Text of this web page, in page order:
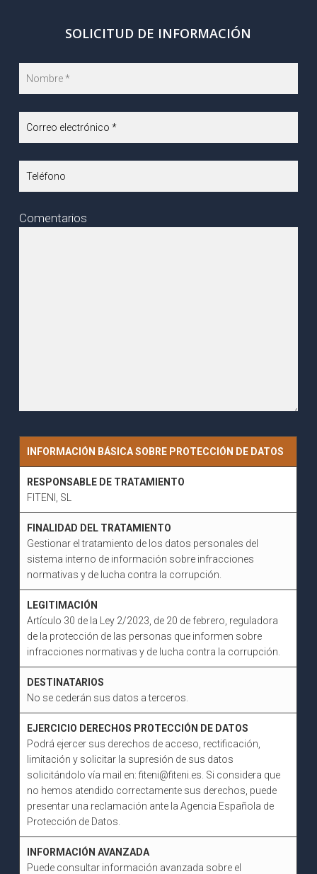
SOLICITUD DE INFORMACIÓN
Comentarios
INFORMACIÓN BÁSICA SOBRE PROTECCIÓN DE DATOS
RESPONSABLE DE TRATAMIENTO
FITENI, SL
FINALIDAD DEL TRATAMIENTO
Gestionar el tratamiento de los datos personales del
sistema interno de información sobre infracciones
normativas y de lucha contra la corrupción.
LEGITIMACIÓN
Artículo 30 de la Ley 2/2023, de 20 de febrero, reguladora
de la protección de las personas que informen sobre
infracciones normativas y de lucha contra la corrupción.
DESTINATARIOS
No se cederán sus datos a terceros.
EJERCICIO DERECHOS PROTECCIÓN DE DATOS
Podrá ejercer sus derechos de acceso, rectificación,
limitación y solicitar la supresión de sus datos
solicitándolo vía mail en: fiteni@fiteni.es. Si considera que
no hemos atendido correctamente sus derechos, puede
presentar una reclamación ante la Agencia Española de
Protección de Datos.
INFORMACIÓN AVANZADA
Puede consultar información avanzada sobre el